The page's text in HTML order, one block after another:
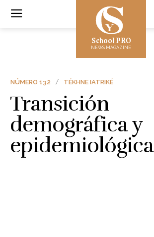
School PRO
NEWS MAGAZINE
NÚMERO 132 TÉKHNE IATRIKÉ
Transición
demográfica y
epidemiológica